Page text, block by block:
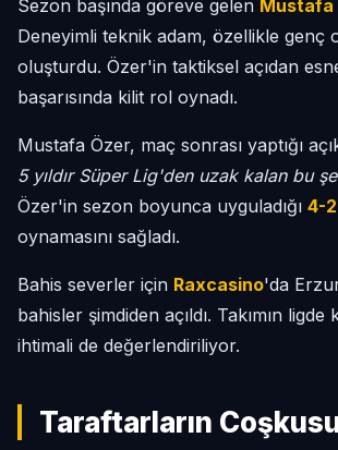
Sezon başında göreve gelen Mustafa
Deneyimli teknik adam, özellikle
oluşturdu. Özer'in taktiksel açıdan
başarısında kilit rol oynadı.
Mustafa Özer, maç sonrası yaptığı
5 yıldır Süper Lig'den uzak kalan bu
Özer'in sezon boyunca uyguladığı 4-
oynamasını sağladı.
Bahis severler için Raxcasino'da
bahisler şimdiden açıldı. Takımın
ihtimali de değerlendiriliyor.
Taraftarların